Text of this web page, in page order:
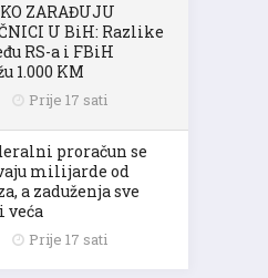
ZARAĐUJU
U BiH: Razlike
RS-a i FBiH
1.000 KM
Prije 17 sati
proračun se
milijarde od
a zaduženja sve
veća
Prije 17 sati